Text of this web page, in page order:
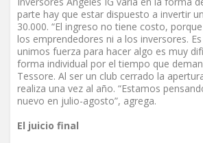
parte hay que estar dispuesto a invertir
30.000. “El ingreso no tiene costo,
los emprendedores ni a los inversores.
unimos fuerza para hacer algo es muy
forma individual por el tiempo que
Tessore. Al ser un club cerrado la
realiza una vez al año. “Estamos
nuevo en julio-agosto”, agrega.
El juicio final